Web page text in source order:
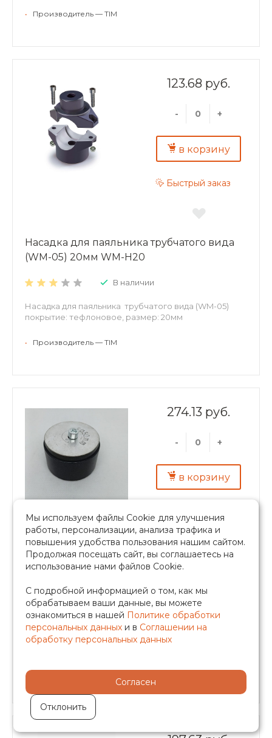
• Производитель — TIM
123.68 руб.
- +
в корзину
Быстрый заказ
Насадка для паяльника трубчатого вида
(WM-05) 20мм WM-H20
В наличии
Насадка для паяльника трубчатого вида (WM-05)
покрытие: тефлоновое, размер: 20мм
• Производитель — TIM
274.13 руб.
- +
в корзину
Насадка для сварки труб полипропилена
размер 50 мм, WM-S50
В наличии
Насадка для паяльника для труб и фитингов ППР
покрытие: тефлоновое, размер: 50мм
• Производитель — TIM
Мы используем файлы Cookie для улучшения
работы, персонализации, анализа трафика и
повышения удобства пользования нашим сайтом.
Продолжая посещать сайт, вы соглашаетесь на
использование нами файлов Cookie.
С подробной информацией о том, как мы
обрабатываем ваши данные, вы можете
ознакомиться в нашей Политике обработки
персональных данных и в Соглашении на
обработку персональных данных
Согласен
Отклонить